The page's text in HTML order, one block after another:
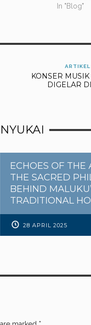
yang
In "Blog"
KONSER
DIGELAR
ECHOES OF THE
THE SACRED
BEHIND
TRADITIONAL
28 APRIL 2025